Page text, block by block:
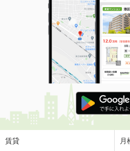
山梨県甲府市中村町
価 格
6.40万円
住 所
山梨県甲府
専有面積 28.02m²
間取り
山梨県南アルプス市榎原
価 格
6.20万円
賃貸 月